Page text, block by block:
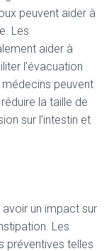
peuvent aider à
Les
aider à
l’évacuation
peuvent
la taille de
sur l’intestin et
un impact sur
Les
préventives telles